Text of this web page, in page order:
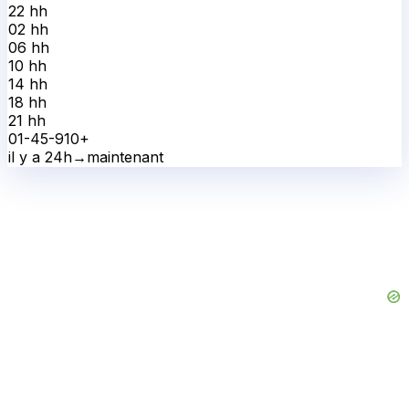
22 hh
02 hh
06 hh
10 hh
14 hh
18 hh
21 hh
01-45-910+
il y a 24h→ maintenant